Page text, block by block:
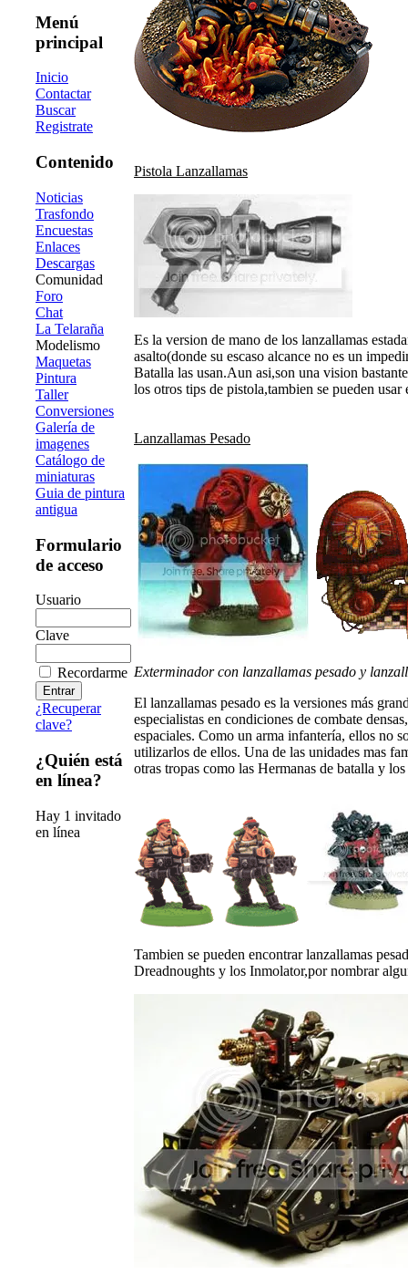
Menú
principal
Inicio
Contactar
Buscar
Registrate
Contenido
Noticias
Trasfondo
Encuestas
Enlaces
Descargas
Comunidad
Foro
Chat
La Telaraña
Modelismo
Maquetas
Pintura
Taller
Conversiones
Galería de
imagenes
Catálogo de
miniaturas
Guia de pintura
antigua
Formulario
de acceso
Usuario
Clave
Recordarme
¿Recuperar
clave?
¿Quién está
en línea?
Hay 1 invitado
en línea
Pistola Lanzallamas
Es la version de mano de los lanzallamas
asalto(donde su escaso alcance no es un
Batalla las usan.Aun asi,son una vision
los otros tips de pistola,tambien se pueden
Lanzallamas Pesado
Exterminador con lanzallamas pesado y
El lanzallamas pesado es la versiones más
especialistas en condiciones de combate
espaciales. Como un arma infantería, ellos no
utilizarlos de ellos. Una de las unidades mas
otras tropas como las Hermanas de batalla y
Tambien se pueden encontrar lanzallamas
Dreadnoughts y los Inmolator,por nombrar